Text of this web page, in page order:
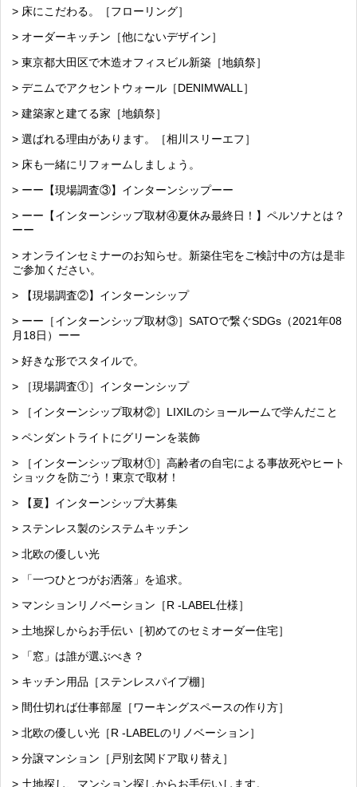
> 床にこだわる。［フローリング］
> オーダーキッチン［他にないデザイン］
> 東京都大田区で木造オフィスビル新築［地鎮祭］
> デニムでアクセントウォール［DENIMWALL］
> 建築家と建てる家［地鎮祭］
> 選ばれる理由があります。［相川スリーエフ］
> 床も一緒にリフォームしましょう。
> ーー【現場調査③】インターンシップーー
> ーー【インターンシップ取材④夏休み最終日！】ペルソナとは？
ーー
> オンラインセミナーのお知らせ。新築住宅をご検討中の方は是非
ご参加ください。
> 【現場調査②】インターンシップ
> ーー［インターンシップ取材③］SATOで繋ぐSDGs（2021年08
月18日）ーー
> 好きな形でスタイルで。
> ［現場調査①］インターンシップ
> ［インターンシップ取材②］LIXILのショールームで学んだこと
> ペンダントライトにグリーンを装飾
> ［インターンシップ取材①］高齢者の自宅による事故死やヒート
ショックを防ごう！東京で取材！
> 【夏】インターンシップ大募集
> ステンレス製のシステムキッチン
> 北欧の優しい光
> 「一つひとつがお洒落」を追求。
> マンションリノベーション［R -LABEL仕様］
> 土地探しからお手伝い［初めてのセミオーダー住宅］
> 「窓」は誰が選ぶべき？
> キッチン用品［ステンレスパイプ棚］
> 間仕切れば仕事部屋［ワーキングスペースの作り方］
> 北欧の優しい光［R -LABELのリノベーション］
> 分譲マンション［戸別玄関ドア取り替え］
> 土地探し、マンション探しからお手伝いします。